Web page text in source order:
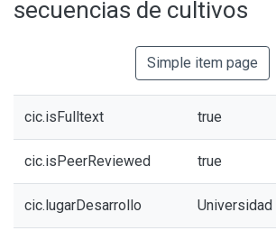
secuencias de cultivos
Simple item page
cic.isFulltext true
cic.isPeerReviewed true
cic.lugarDesarrollo Universidad